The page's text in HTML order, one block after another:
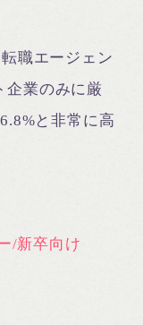
職エージェン
企業のみに厳
と非常に高
/新卒向け